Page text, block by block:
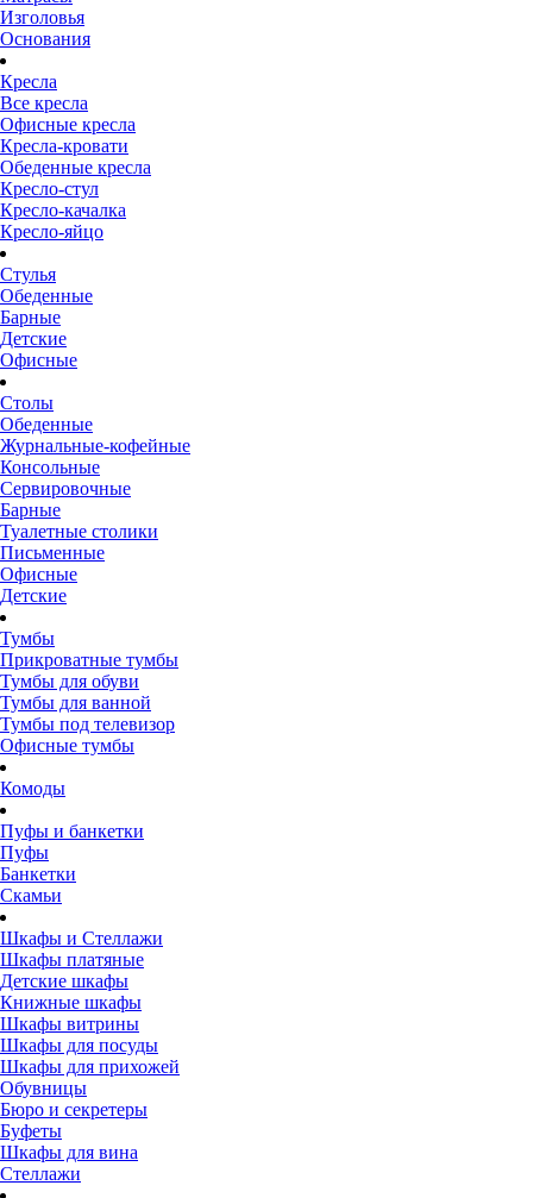
Изголовья
Основания
Кресла
Все кресла
Офисные кресла
Кресла-кровати
Обеденные кресла
Кресло-стул
Кресло-качалка
Кресло-яйцо
Стулья
Обеденные
Барные
Детские
Офисные
Столы
Обеденные
Журнальные-кофейные
Консольные
Сервировочные
Барные
Туалетные столики
Письменные
Офисные
Детские
Тумбы
Прикроватные тумбы
Тумбы для обуви
Тумбы для ванной
Тумбы под телевизор
Офисные тумбы
Комоды
Пуфы и банкетки
Пуфы
Банкетки
Скамьи
Шкафы и Стеллажи
Шкафы платяные
Детские шкафы
Книжные шкафы
Шкафы витрины
Шкафы для посуды
Шкафы для прихожей
Обувницы
Бюро и секретеры
Буфеты
Шкафы для вина
Стеллажи